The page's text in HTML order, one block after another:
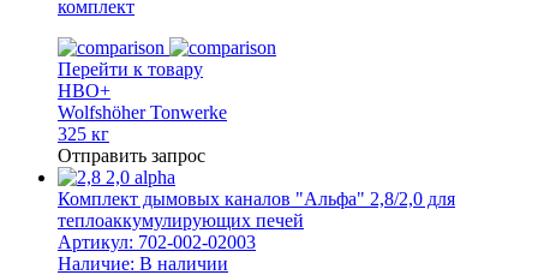
комплект
Перейти к товару
HBO+
Wolfshöher Tonwerke
325 кг
Отправить запрос
Комплект дымовых каналов "Альфа" 2,8/2,0 для
теплоаккумулирующих печей
Артикул: 702-002-02003
Наличие: В наличии